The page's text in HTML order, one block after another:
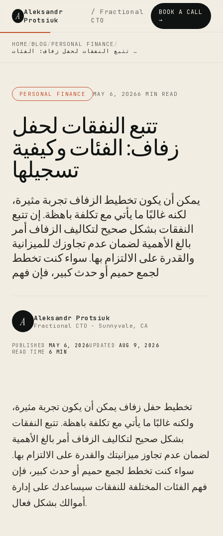
A Aleksandr
Protsiuk
/ Fractional
CTO
BOOK A CALL
→
HOME /BLOG / PERSONAL FINANCE /
تتبع النفقات لحفل زفاف: الفئات …
PERSONAL FINANCE MAY 6, 2026 6 MIN READ
تتبع النفقات لحفل
زفاف: الفئات وكيفية
تسجيلها
يمكن أن يكون تخطيط الزفاف تجربة مثيرة،
لكنه غالبًا ما يأتي مع تكلفة باهظة. إن تتبع
النفقات بشكل صحيح لتكاليف الزفاف أمر
بالغ الأهمية لضمان عدم تجاوزك للميزانية
والقدرة على الالتزام بها. سواء كنت تخطط
لجمع حميم أو حدث كبير، فإن فهم
A Aleksandr Protsiuk
Fractional CTO - Sunnyvale, CA
PUBLISHED MAY 6, 2026UPDATED AUG 9, 2026
READ TIME 6 MIN
تخطيط حفل زفاف يمكن أن يكون تجربة مثيرة،
ولكنه غالبًا ما يأتي مع تكلفة باهظة. تتبع النفقات
بشكل صحيح لتكاليف الزفاف أمر بالغ الأهمية
لضمان عدم تجاوز ميزانيتك والقدرة على الالتزام بها.
سواء كنت تخطط لجمع حميم أو حدث كبير، فإن
فهم الفئات المختلفة للنفقات سيساعدك على إدارة
أموالك بشكل فعال.